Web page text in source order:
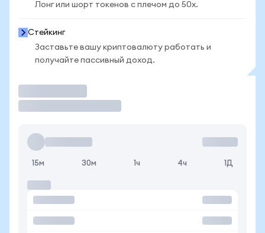
Лонг или шорт токенов с плечом до 50x.
Стейкинг
Заставьте вашу криптовалюту работать и
получайте пассивный доход.
15м 30м 1ч 4ч 1Д